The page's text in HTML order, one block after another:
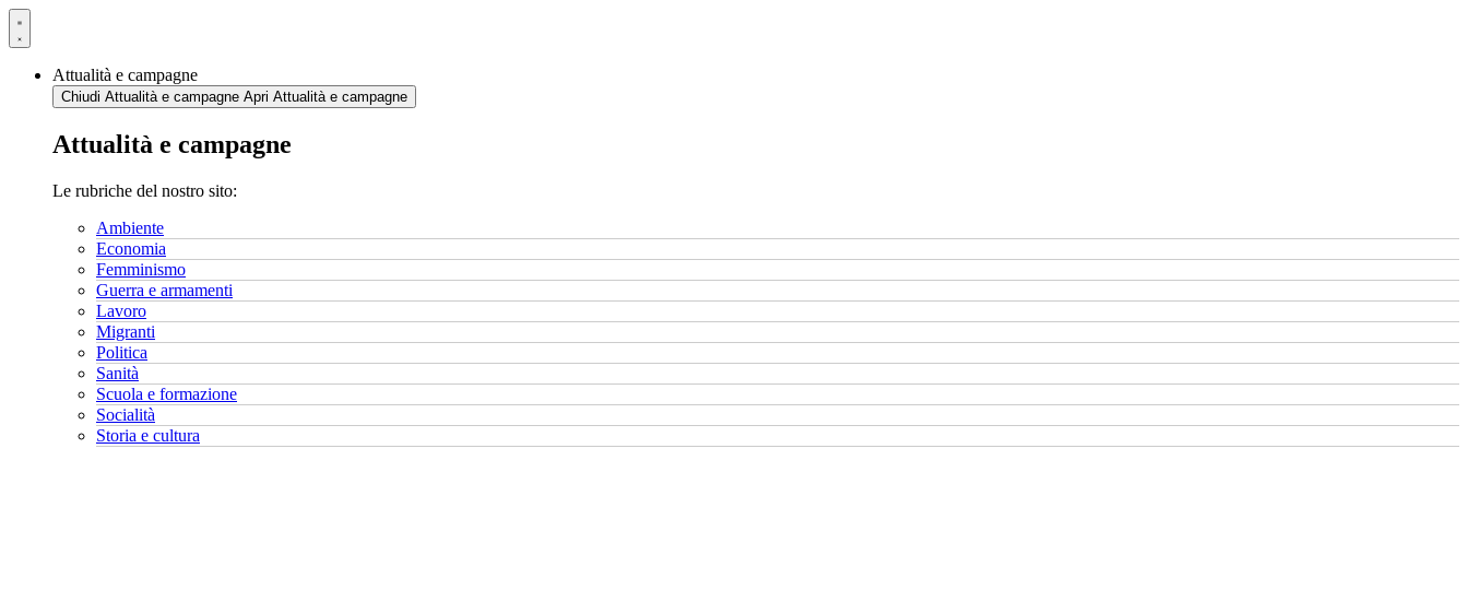
Vai
al
Attualità e campagne
Chiudi Attualità e campagne Apri Attualità e campagne
Attualità e campagne
Le rubriche del nostro sito:
Ambiente
Economia
Femminismo
Guerra e armamenti
Lavoro
Migranti
Politica
Sanità
Scuola e formazione
Socialità
Storia e cultura